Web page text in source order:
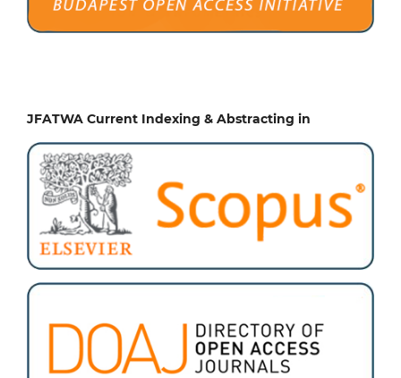
JFATWA Current Indexing & Abstracting in